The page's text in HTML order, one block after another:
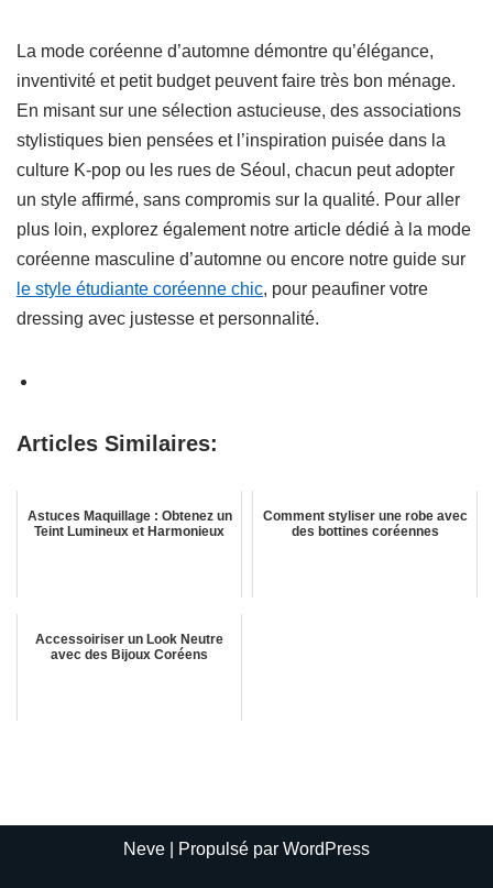
La mode coréenne d’automne démontre qu’élégance,
inventivité et petit budget peuvent faire très bon ménage.
En misant sur une sélection astucieuse, des associations
stylistiques bien pensées et l’inspiration puisée dans la
culture K-pop ou les rues de Séoul, chacun peut adopter
un style affirmé, sans compromis sur la qualité. Pour aller
plus loin, explorez également notre article dédié à la mode
coréenne masculine d’automne ou encore notre guide sur
le style étudiante coréenne chic, pour peaufiner votre
dressing avec justesse et personnalité.
Articles Similaires:
Astuces Maquillage : Obtenez un
Teint Lumineux et Harmonieux
Comment styliser une robe avec
des bottines coréennes
Accessoiriser un Look Neutre
avec des Bijoux Coréens
Neve | Propulsé par WordPress